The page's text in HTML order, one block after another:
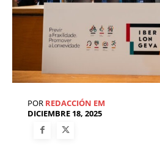
POR REDACCIÓN EM
DICIEMBRE 18, 2025